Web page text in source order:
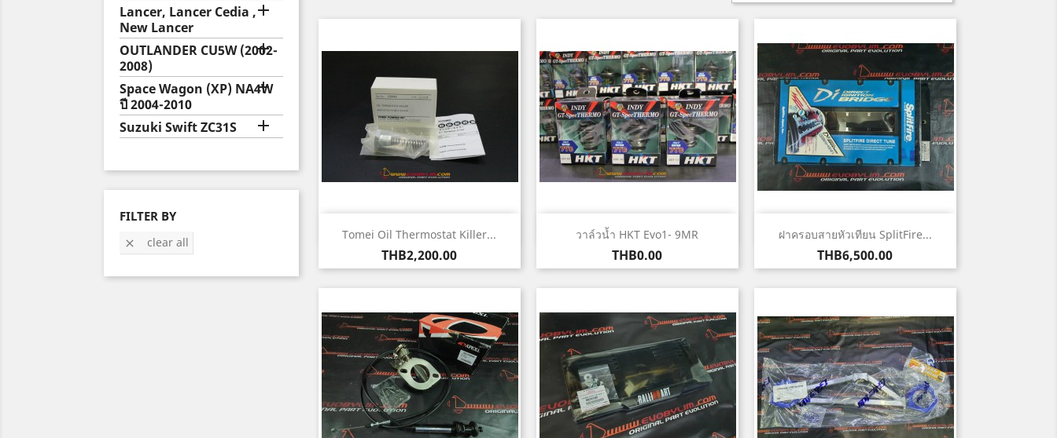
Lancer, Lancer Cedia ,
New Lancer

OUTLANDER CU5W (2002-
2008)

Space Wagon (XP) NA4W
ปี 2004-2010

Suzuki Swift ZC31S 
FILTER BY
 clear all
Tomei Oil Thermostat Killer...
Price
THB2,200.00
 Quick view วาล์วน้ำ HKT Evo1- 9MR
Price
THB0.00
Quick view ฝาครอบสายหัวเทียน SplitFire...
Price
THB6,500.00
Quick view